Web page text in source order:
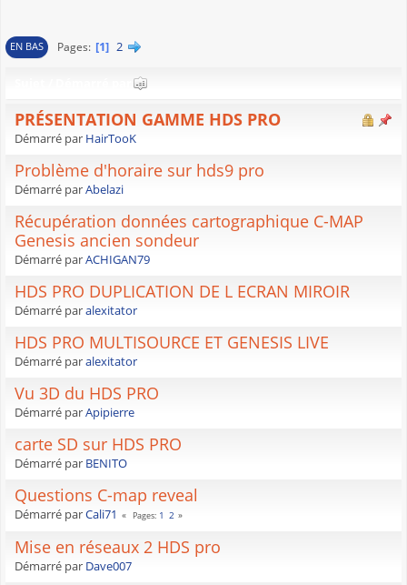
EN BAS Pages 1 2
PRÉSENTATION GAMME HDS PRO
Démarré par HairTooK
Problème d'horaire sur hds9 pro
Démarré parAbelazi
Récupération données cartographique C-MAP
Genesis ancien sondeur
Démarré parACHIGAN79
HDS PRO DUPLICATION DE L ECRAN MIROIR
Démarré paralexitator
HDS PRO MULTISOURCE ET GENESIS LIVE
Démarré paralexitator
Vu 3D du HDS PRO
Démarré parApipierre
carte SD sur HDS PRO
Démarré par BENITO
Questions C-map reveal
Démarré parCali71 Pages 1 2
Mise en réseaux 2 HDS pro
Démarré par Dave007